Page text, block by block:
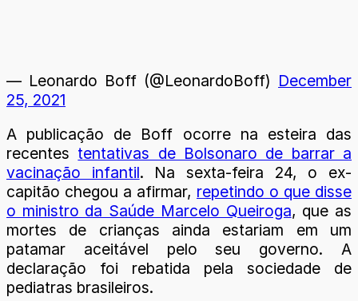
— Leonardo Boff (@LeonardoBoff) December
25, 2021
A publicação de Boff ocorre na esteira das
recentes tentativas de Bolsonaro de barrar a
vacinação infantil. Na sexta-feira 24, o ex-
capitão chegou a afirmar, repetindo o que disse
o ministro da Saúde Marcelo Queiroga, que as
mortes de crianças ainda estariam em um
patamar aceitável pelo seu governo. A
declaração foi rebatida pela sociedade de
pediatras brasileiros.